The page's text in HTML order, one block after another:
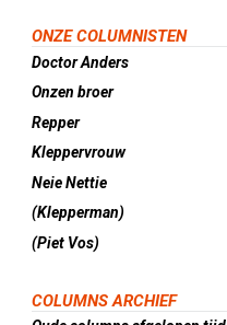
ONZE COLUMNISTEN
Doctor Anders
Onzen broer
Repper
Kleppervrouw
Neie Nettie
(Klepperman)
(Piet Vos)
COLUMNS ARCHIEF